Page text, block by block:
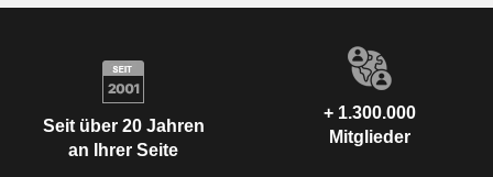
Seit über 20 Jahren
an Ihrer Seite
+ 1.300.000
Mitglieder